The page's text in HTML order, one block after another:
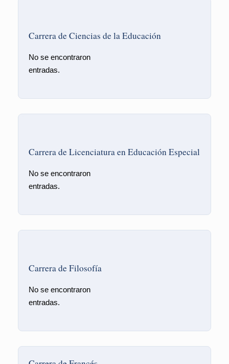
Carrera de Ciencias de la Educación
No se encontraron
entradas.
Carrera de Licenciatura en Educación Especial
No se encontraron
entradas.
Carrera de Filosofía
No se encontraron
entradas.